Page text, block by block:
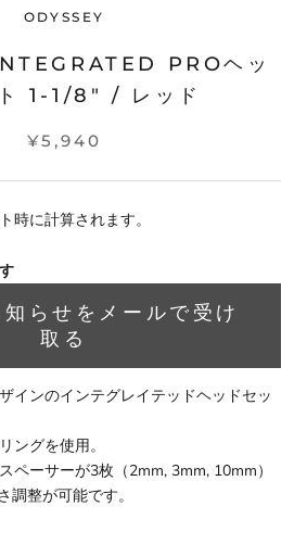
ODYSSEY
PROヘッ
ト 1-1/8" / レッド
¥5,940
時に計算されます。
らせをメールで受け
取る
インのインテグレイテッドヘッドセッ
ングを使用。
ペーサーが3枚（2mm, 3mm, 10mm）
整が可能です。